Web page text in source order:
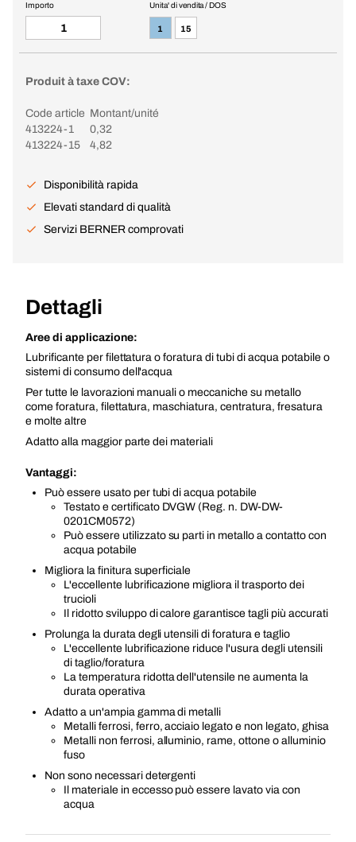
Unita' di vendita / DOS
1 15
Importo
Produit à taxe COV:
Code article Montant/unité
413224-1
0,32
413224-15
4,82
Disponibilità rapida
Elevati standard di qualità
Servizi BERNER comprovati
Dettagli
Aree di applicazione:
Lubrificante per filettatura o foratura di tubi di acqua potabile o
sistemi di consumo dell'acqua
Per tutte le lavorazioni manuali o meccaniche su metallo
come foratura, filettatura, maschiatura, centratura, fresatura
e molte altre
Adatto alla maggior parte dei materiali
Vantaggi:
Può essere usato per tubi di acqua potabile
Testato e certificato DVGW (Reg. n. DW-DW-
0201CM0572)
Può essere utilizzato su parti in metallo a contatto con
acqua potabile
Migliora la finitura superficiale
L'eccellente lubrificazione migliora il trasporto dei
trucioli
Il ridotto sviluppo di calore garantisce tagli più accurati
Prolunga la durata degli utensili di foratura e taglio
L'eccellente lubrificazione riduce l'usura degli utensili
di taglio/foratura
La temperatura ridotta dell'utensile ne aumenta la
durata operativa
Adatto a un'ampia gamma di metalli
Metalli ferrosi, ferro, acciaio legato e non legato, ghisa
Metalli non ferrosi, alluminio, rame, ottone o alluminio
fuso
Non sono necessari detergenti
Il materiale in eccesso può essere lavato via con
acqua